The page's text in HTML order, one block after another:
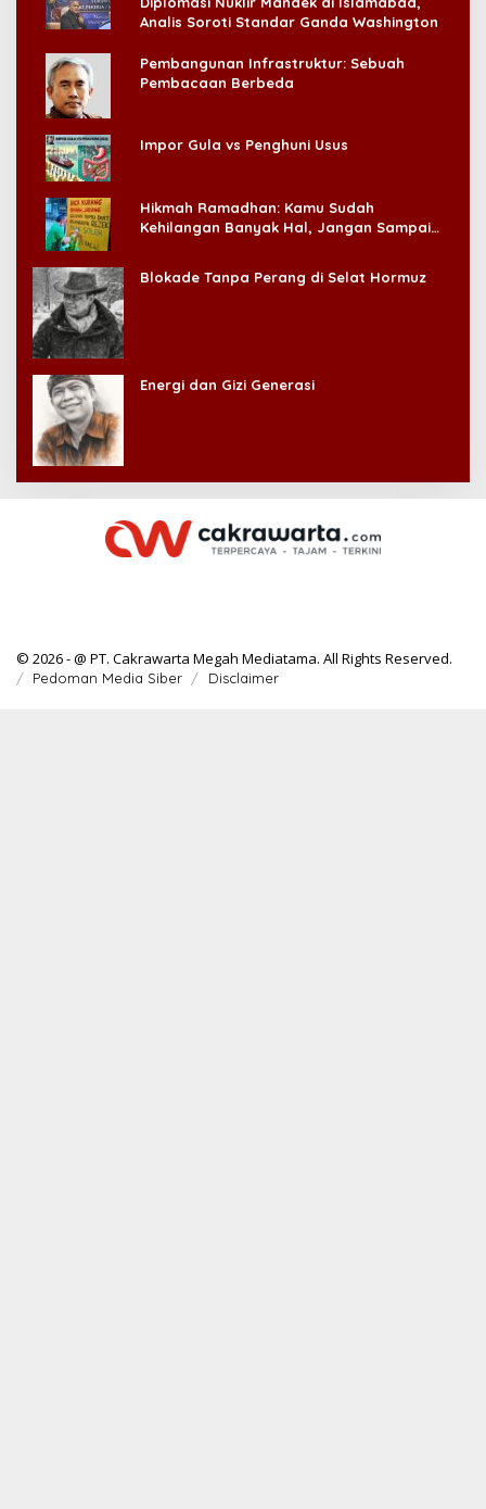
Analis Soroti Standar Ganda Washington
Pembangunan Infrastruktur: Sebuah
Pembacaan Berbeda
Impor Gula vs Penghuni Usus
Hikmah Ramadhan: Kamu Sudah
Kehilangan Banyak Hal, Jangan Sampai
Blokade Tanpa Perang di Selat Hormuz
Energi dan Gizi Generasi
© 2026 - @ PT. Cakrawarta Megah Mediatama. All Rights Reserved.
Pedoman Media Siber Disclaimer